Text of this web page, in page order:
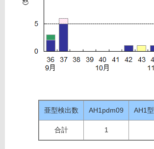
亜型検出数 AH1pdm09 AH1型
合計 1